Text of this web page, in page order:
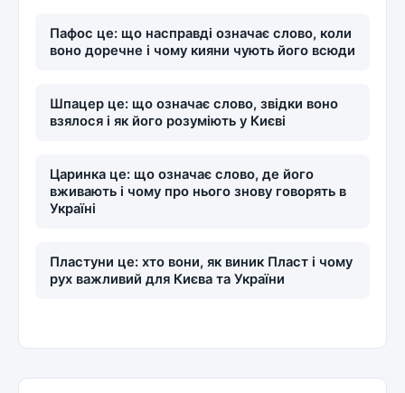
Пафос це: що насправді означає слово, коли
воно доречне і чому кияни чують його всюди
Шпацер це: що означає слово, звідки воно
взялося і як його розуміють у Києві
Царинка це: що означає слово, де його
вживають і чому про нього знову говорять в
Україні
Пластуни це: хто вони, як виник Пласт і чому
рух важливий для Києва та України